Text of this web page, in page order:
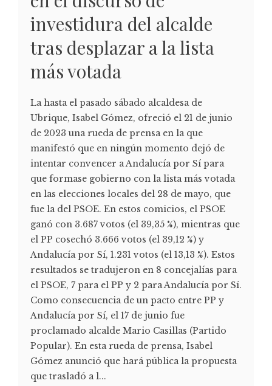
investidura del alcalde
tras desplazar a la lista
más votada
La hasta el pasado sábado alcaldesa de
Ubrique, Isabel Gómez, ofreció el 21 de junio
de 2023 una rueda de prensa en la que
manifestó que en ningún momento dejó de
intentar convencer a Andalucía por Sí para
que formase gobierno con la lista más votada
en las elecciones locales del 28 de mayo, que
fue la del PSOE. En estos comicios, el PSOE
ganó con 3.687 votos (el 39,35 %), mientras que
el PP cosechó 3.666 votos (el 39,12 %) y
Andalucía por Sí, 1.231 votos (el 13,13 %). Estos
resultados se tradujeron en 8 concejalías para
el PSOE, 7 para el PP y 2 para Andalucía por Sí.
Como consecuencia de un pacto entre PP y
Andalucía por Sí, el 17 de junio fue
proclamado alcalde Mario Casillas (Partido
Popular). En esta rueda de prensa, Isabel
Gómez anunció que hará pública la propuesta
que trasladó a l...